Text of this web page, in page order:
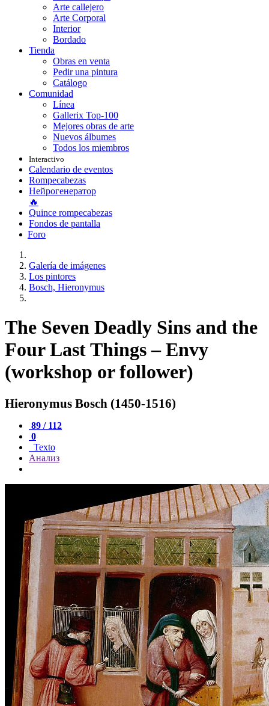
Arte callejero
Arte Corporal
Interior
Bordado
Tienda
Obras en venta
Pedir una pintura
Catálogo
Comunidad
Línea
Gallerix Top-100
Mejores obras de arte
Nuevos álbumes
Todos los miembros
Interactivo
Calendario de eventos
Rompecabezas
Нейрогенератор
🔥
Quince rompecabezas
Fondos de pantalla
Foro
Galería de imágenes
Los pintores
Bosch, Hieronymus
The Seven Deadly Sins and the
Four Last Things – Envy
(workshop or follower)
Hieronymus Bosch (1450-1516)
89 / 112
0
Texto
Анализ